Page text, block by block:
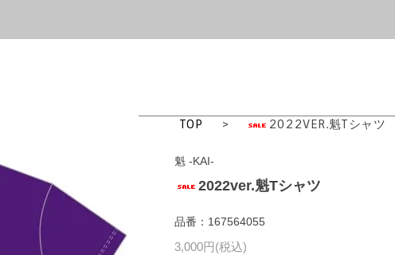
TOP > 2022VER.魁Tシャツ
魁 -KAI-
2022ver.魁Tシャツ
品番：167564055
3,000円(税込)